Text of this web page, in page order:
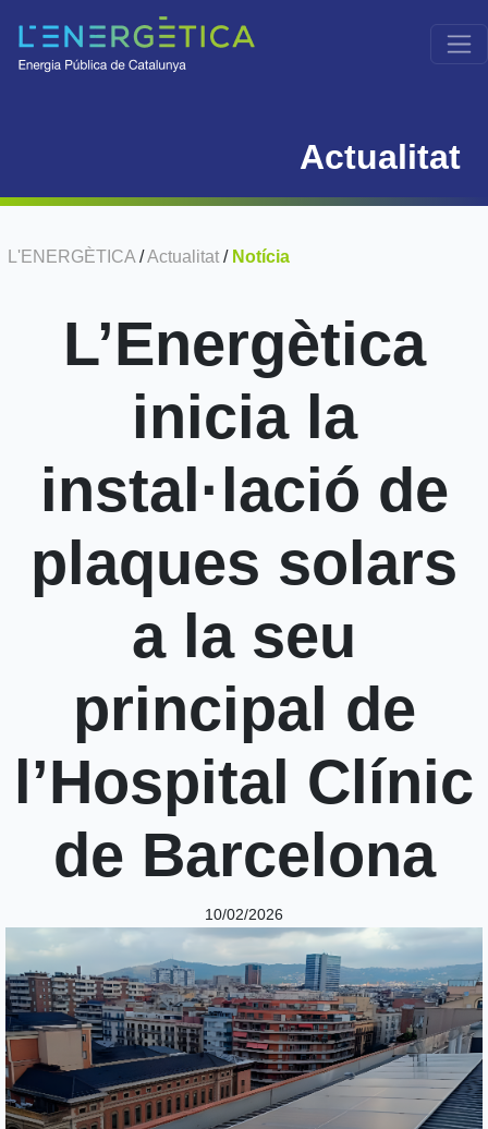
Actualitat
L'ENERGÈTICA /Actualitat / Notícia
L’Energètica
inicia la
instal·lació de
plaques solars
a la seu
principal de
l’Hospital Clínic
de Barcelona
10/02/2026